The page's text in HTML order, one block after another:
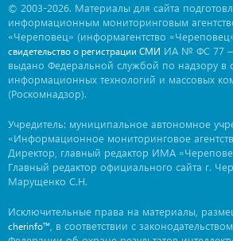
© 2003-2026. Материалы для сайта
информационным мониторинговым
«Череповец» (информагентство
свидетельство о регистрации СМИ ИА № ФС 77 —
выдано Федеральной службой по надзору в
информационных технологий и массовых
(Роскомнадзор).
Учредитель: муниципальное автономное
«Информационное мониторинговое
Директор, главный редактор ИМА
Главный редактор официального сайта г.
Марущенко С.Н.
Исключительные права на материалы,
cherinfo™ , в соответствии с